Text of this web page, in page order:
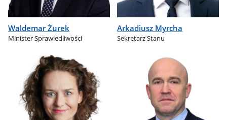
Waldemar Żurek
Minister Sprawiedliwości
Arkadiusz Myrcha
Sekretarz Stanu